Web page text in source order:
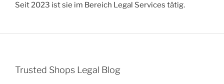
Seit 2023 ist sie im Bereich Legal Services tätig.
Trusted Shops Legal Blog